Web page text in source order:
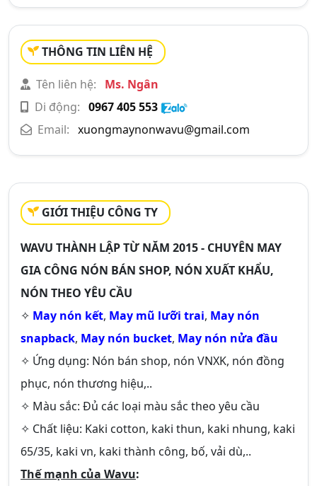
THÔNG TIN LIÊN HỆ
Tên liên hệ:
Ms. Ngân
Di động: 0967 405 553
Email: xuongmaynonwavu@gmail.com
GIỚI THIỆU CÔNG TY
WAVU THÀNH LẬP TỪ NĂM 2015 - CHUYÊN MAY
GIA CÔNG NÓN BÁN SHOP, NÓN XUẤT KHẨU,
NÓN THEO YÊU CẦU
✧ May nón kết, May mũ lưỡi trai, May nón
snapback, May nón bucket, May nón nửa đầu
✧ Ứng dụng: Nón bán shop, nón VNXK, nón đồng
phục, nón thương hiệu,..
✧ Màu sắc: Đủ các loại màu sắc theo yêu cầu
✧ Chất liệu: Kaki cotton, kaki thun, kaki nhung, kaki
65/35, kaki vn, kaki thành công, bố, vải dù,..
Thế mạnh của Wavu: